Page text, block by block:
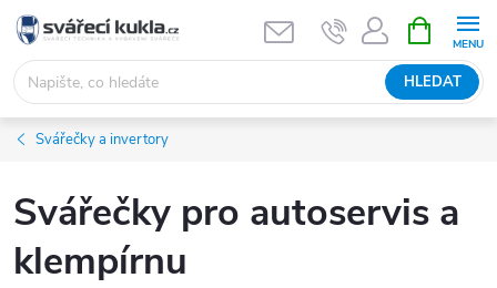
Přejít na obsah
HLEDAT
Svářečky a invertory
Svářečky pro autoservis a
klempírnu